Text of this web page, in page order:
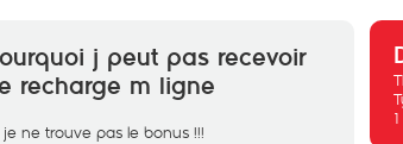
j peut pas recevoir
recharge m ligne
ne trouve pas le bonus !!!
1